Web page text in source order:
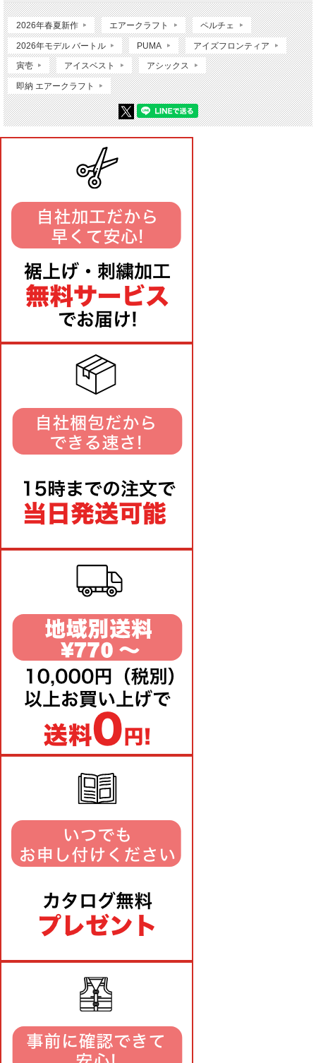
2026年春夏新作 エアークラフト ペルチェ
2026年モデル バートル PUMA アイズフロンティア
寅壱 アイスベスト アシックス
即納 エアークラフト